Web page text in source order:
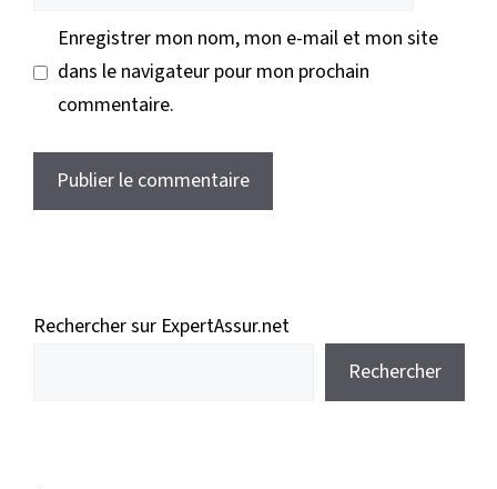
Enregistrer mon nom, mon e-mail et mon site
dans le navigateur pour mon prochain
commentaire.
Rechercher sur ExpertAssur.net
Rechercher